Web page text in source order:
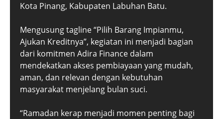
Kota Pinang, Kabupaten Labuhan Batu.
Mengusung tagline “Pilih Barang Impianmu,
Ajukan Kreditnya”, kegiatan ini menjadi bagian
dari komitmen Adira Finance dalam
mendekatkan akses pembiayaan yang mudah,
aman, dan relevan dengan kebutuhan
masyarakat menjelang bulan suci.
“Ramadan kerap menjadi momen penting bagi